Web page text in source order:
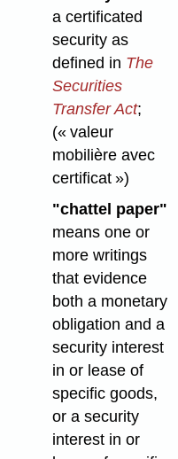
a certificated
security as
defined in The
Securities
Transfer Act;
(« valeur
mobilière avec
certificat »)
"chattel paper"
means one or
more writings
that evidence
both a monetary
obligation and a
security interest
in or lease of
specific goods,
or a security
interest in or